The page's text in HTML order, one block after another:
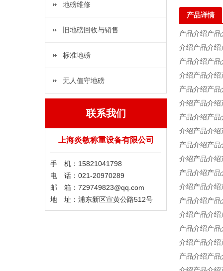
地磅维修
旧地磅回收与销售
标准地磅
无人值守地磅
联系我们
上海炎敏称重设备有限公司
手 机：15821041798
电 话：021-20970289
邮 箱：729749823@qq.com
地 址：浦东新区宣黄公路512号
产品详情
产品介绍产
介绍产品介
产品介绍产
介绍产品介
产品介绍产
介绍产品介
产品介绍产
介绍产品介
产品介绍产
介绍产品介
产品介绍产
介绍产品介
产品介绍产
介绍产品介
产品介绍产
介绍产品介
产品介绍产